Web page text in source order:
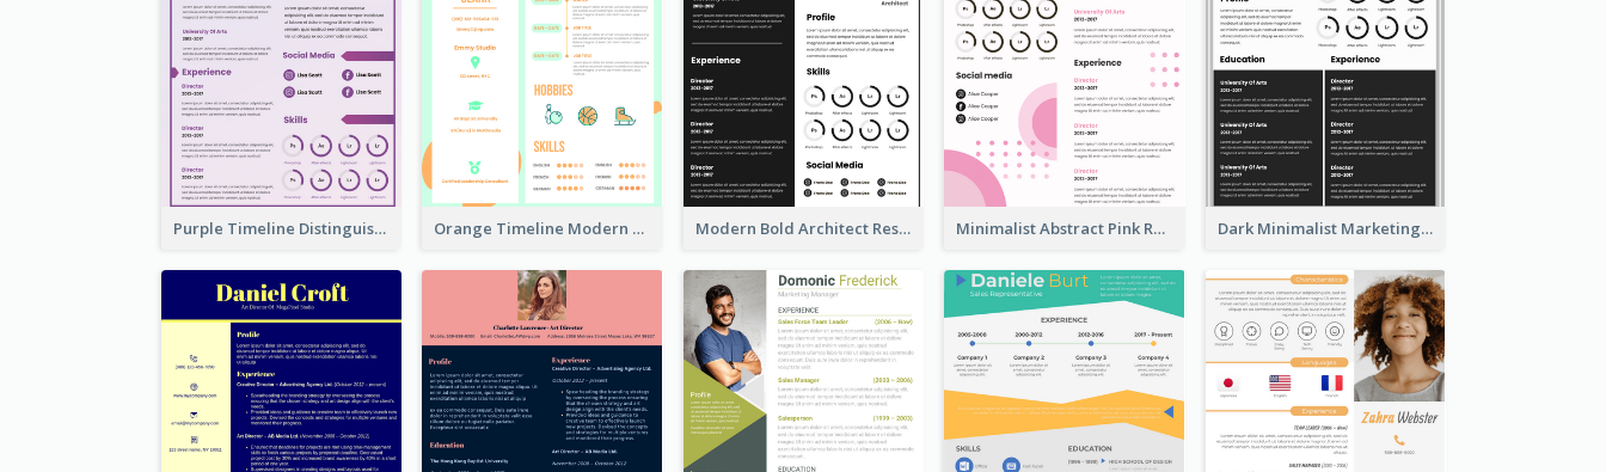
Purple Timeline Distinguished Resume Orange Timeline Modern Resume Modern Bold Architect Resume Minimalist Abstract Pink Resume Dark Minimalist Marketing Manager Resume